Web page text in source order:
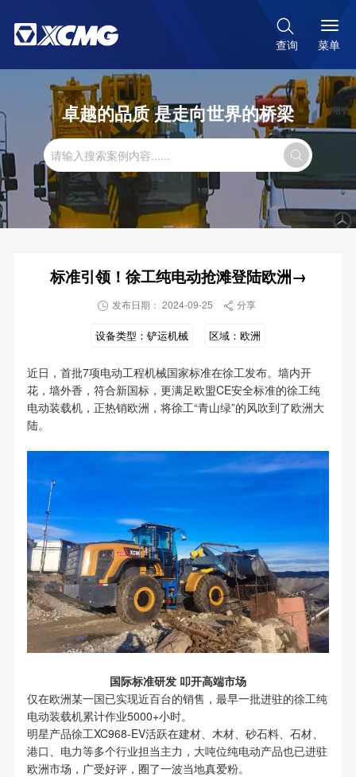

查询 菜单
卓越的品质 是走向世界的桥梁

标准引领！徐工纯电动抢滩登陆欧洲→
 发布日期： 2024-09-25  分享
设备类型： 铲运机械 区域： 欧洲
近日，首批7项电动工程机械国家标准在徐工发布。墙内开
花，墙外香，符合新国标，更满足欧盟CE安全标准的徐工纯
电动装载机，正热销欧洲，将徐工“青山绿”的风吹到了欧洲大
陆。
国际标准研发 叩开高端市场
仅在欧洲某一国已实现近百台的销售，最早一批进驻的徐工纯
电动装载机累计作业5000+小时。
明星产品徐工XC968-EV活跃在建材、木材、砂石料、石材、
港口、电力等多个行业担当主力，大吨位纯电动产品也已进驻
欧洲市场，广受好评，圈了一波当地真爱粉。